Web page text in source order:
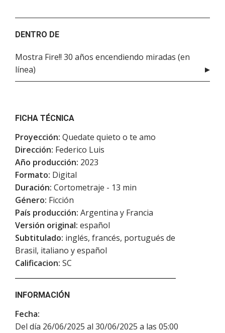
DENTRO DE
Mostra Fire!! 30 años encendiendo miradas (en
línea)
FICHA TÉCNICA
Proyección: Quedate quieto o te amo
Dirección: Federico Luis
Año producción: 2023
Formato: Digital
Duración: Cortometraje - 13 min
Género: Ficción
País producción: Argentina y Francia
Versión original: español
Subtitulado: inglés, francés, portugués de
Brasil, italiano y español
Calificacion: SC
INFORMACIÓN
Fecha:
Del día 26/06/2025 al 30/06/2025 a las 05:00